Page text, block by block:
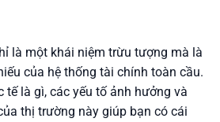
là một khái niệm trừu tượng mà là
của hệ thống tài chính toàn cầu.
tế là gì, các yếu tố ảnh hưởng và
thị trường này giúp bạn có cái